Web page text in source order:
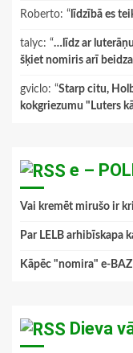
Roberto: “ līdzībā es
talyc: “…līdz ar
šķiet nomiris arī
gviclo: “Starp citu,
kokgriezumu "Luters
e –
Vai kremēt mirušo ir
Par LELB arhibīskapa
Kāpēc "nomira" e-
Dieva